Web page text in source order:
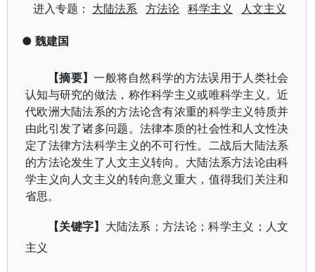
进入专题： 大陆法系 方法论 科学主义 人文主义
● 魏建国
【摘要】一般将自然科学的方法误用于人类社会
认知与研究的做法，称作科学主义或唯科学主义。近
代欧洲大陆法系的方法论含有浓重的科学主义特质并
由此引发了诸多问题。法律本质的社会性和人文性决
定了法律方法科学主义的不可行性。二战后大陆法系
的方法论发生了人文主义转向。大陆法系方法论由科
学主义向人文主义的转向意义重大，值得我们关注和
省思。
【关键字】 大陆法系；方法论；科学主义；人文
主义